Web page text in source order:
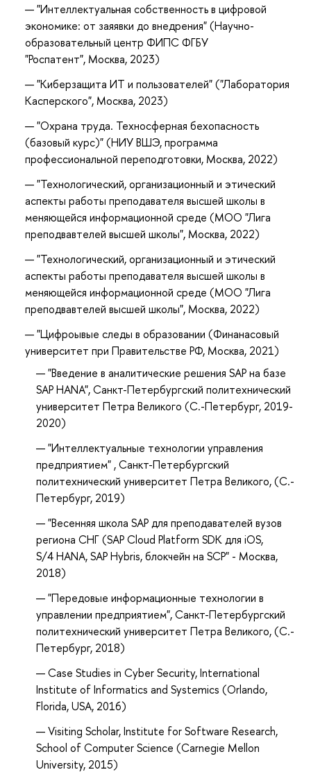
"Интеллектуальная собственность в цифровой
экономике: от заяявки до внедрения" (Научно-
образовательный центр ФИПС ФГБУ
"Роспатент", Москва, 2023)
"Киберзащита ИТ и пользователей" ("Лаборатория
Касперского", Москва, 2023)
"Охрана труда. Техносферная бехопасность
(базовый курс)" (НИУ ВШЭ, программа
профессиональной переподготовки, Москва, 2022)
"Технологический, организационный и этический
аспекты работы преподавателя высшей школы в
меняющейся информационной среде (МОО "Лига
преподвавтелей высшей школы", Москва, 2022)
"Технологический, организационный и этический
аспекты работы преподавателя высшей школы в
меняющейся информационной среде (МОО "Лига
преподвавтелей высшей школы", Москва, 2022)
"Цифроывые следы в образовании (Финанасовый
университет при Правительстве РФ, Москва, 2021)
"Введение в аналитические решения SAP на базе
SAP HANA", Санкт-Петербургский политехнический
университет Петра Великого (С.-Петербург, 2019-
2020)
"Интеллектуальные технологии управления
предприятием" , Санкт-Петербургский
политехнический университет Петра Великого, (С.-
Петербург, 2019)
"Весенняя школа SAP для преподавателей вузов
региона СНГ (SAP Cloud Platform SDK для iOS,
S/4 HANA, SAP Hybris, блокчейн на SCP" - Москва,
2018)
"Передовые информационные технологии в
управлении предприятием", Санкт-Петербургский
политехнический университет Петра Великого, (С.-
Петербург, 2018)
Case Studies in Cyber Security, International
Institute of Informatics and Systemics (Orlando,
Florida, USA, 2016)
Visiting Scholar, Institute for Software Research,
School of Computer Science (Carnegie Mellon
University, 2015)